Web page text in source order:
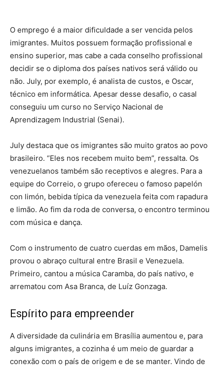
O emprego é a maior dificuldade a ser vencida pelos
imigrantes. Muitos possuem formação profissional e
ensino superior, mas cabe a cada conselho profissional
decidir se o diploma dos países nativos será válido ou
não. July, por exemplo, é analista de custos, e Oscar,
técnico em informática. Apesar desse desafio, o casal
conseguiu um curso no Serviço Nacional de
Aprendizagem Industrial (Senai).
July destaca que os imigrantes são muito gratos ao povo
brasileiro. “Eles nos recebem muito bem”, ressalta. Os
venezuelanos também são receptivos e alegres. Para a
equipe do Correio, o grupo ofereceu o famoso papelón
con limón, bebida típica da venezuela feita com rapadura
e limão. Ao fim da roda de conversa, o encontro terminou
com música e dança.
Com o instrumento de cuatro cuerdas em mãos, Damelis
provou o abraço cultural entre Brasil e Venezuela.
Primeiro, cantou a música Caramba, do país nativo, e
arrematou com Asa Branca, de Luíz Gonzaga.
Espírito para empreender
A diversidade da culinária em Brasília aumentou e, para
alguns imigrantes, a cozinha é um meio de guardar a
conexão com o país de origem e de se manter. Vindo de